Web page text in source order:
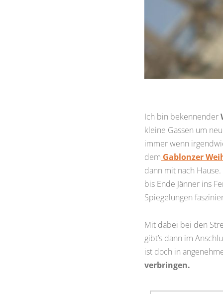
Ich bin bekennender
kleine Gassen um
immer wenn
dem Gablonzer
dann mit nach
bis Ende Jänner ins
Spiegelungen
Mit dabei bei den
gibt’s dann im
ist doch in
verbringen.